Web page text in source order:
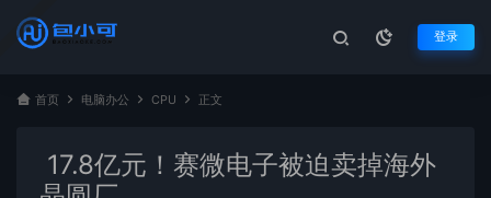
登录
首页 电脑办公 CPU 正文
17.8亿元！赛微电子被迫卖掉海外